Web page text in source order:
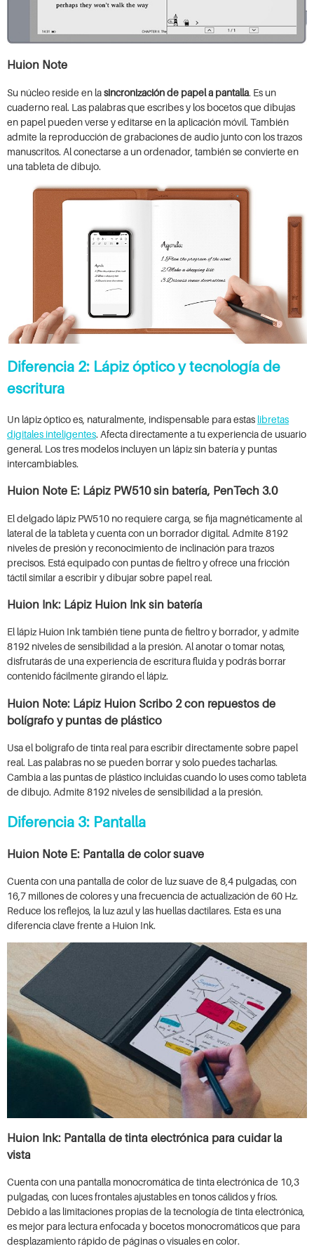
Huion Note
Su núcleo reside en lasincronización de papel a pantalla. Es un
cuaderno real. Las palabras que escribes y los bocetos que dibujas
en papel pueden verse y editarse en la aplicación móvil. También
admite la reproducción de grabaciones de audio junto con los trazos
manuscritos. Al conectarse a un ordenador, también se convierte en
una tableta de dibujo.
Diferencia 2: Lápiz óptico y tecnología de
escritura
Un lápiz óptico es, naturalmente, indispensable para estas libretas
digitales inteligentes. Afecta directamente a tu experiencia de usuario
general. Los tres modelos incluyen un lápiz sin batería y puntas
intercambiables.
Huion Note E: Lápiz PW510 sin batería, PenTech 3.0
El delgado lápiz PW510 no requiere carga, se fija magnéticamente al
lateral de la tableta y cuenta con un borrador digital. Admite 8192
niveles de presión y reconocimiento de inclinación para trazos
precisos. Está equipado con puntas de fieltro y ofrece una fricción
táctil similar a escribir y dibujar sobre papel real.
Huion Ink: Lápiz Huion Ink sin batería
El lápiz Huion Ink también tiene punta de fieltro y borrador, y admite
8192 niveles de sensibilidad a la presión. Al anotar o tomar notas,
disfrutarás de una experiencia de escritura fluida y podrás borrar
contenido fácilmente girando el lápiz.
Huion Note: Lápiz Huion Scribo 2 con repuestos de
bolígrafo y puntas de plástico
Usa el bolígrafo de tinta real para escribir directamente sobre papel
real. Las palabras no se pueden borrar y solo puedes tacharlas.
Cambia a las puntas de plástico incluidas cuando lo uses como tableta
de dibujo. Admite 8192 niveles de sensibilidad a la presión.
Diferencia 3: Pantalla
Huion Note E: Pantalla de color suave
Cuenta con una pantalla de color de luz suave de 8,4 pulgadas, con
16,7 millones de colores y una frecuencia de actualización de 60 Hz.
Reduce los reflejos, la luz azul y las huellas dactilares. Esta es una
diferencia clave frente a Huion Ink.
Huion Ink: Pantalla de tinta electrónica para cuidar la
vista
Cuenta con una pantalla monocromática de tinta electrónica de 10,3
pulgadas, con luces frontales ajustables en tonos cálidos y fríos.
Debido a las limitaciones propias de la tecnología de tinta electrónica,
es mejor para lectura enfocada y bocetos monocromáticos que para
desplazamiento rápido de páginas o visuales en color.